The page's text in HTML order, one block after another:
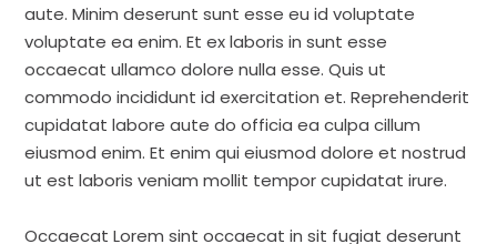
aute. Minim deserunt sunt esse eu id voluptate
voluptate ea enim. Et ex laboris in sunt esse
occaecat ullamco dolore nulla esse. Quis ut
commodo incididunt id exercitation et. Reprehenderit
cupidatat labore aute do officia ea culpa cillum
eiusmod enim. Et enim qui eiusmod dolore et nostrud
ut est laboris veniam mollit tempor cupidatat irure.
Occaecat Lorem sint occaecat in sit fugiat deserunt